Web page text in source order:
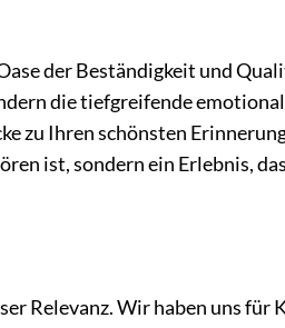
der Beständigkeit und
die tiefgreifende
zu Ihren schönsten
ist, sondern ein Erlebnis,
Relevanz. Wir haben uns für